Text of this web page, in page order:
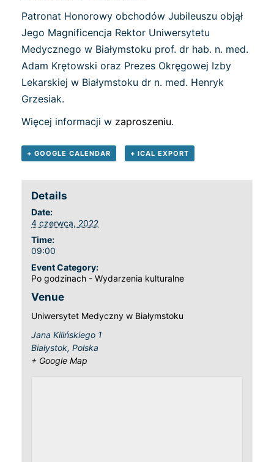
Patronat Honorowy obchodów Jubileuszu objął
Jego Magnificencja Rektor Uniwersytetu
Medycznego w Białymstoku prof. dr hab. n. med.
Adam Krętowski oraz Prezes Okręgowej Izby
Lekarskiej w Białymstoku dr n. med. Henryk
Grzesiak.
Więcej informacji w zaproszeniu.
+ GOOGLE CALENDAR + ICAL EXPORT
Details
Date:
4 czerwca, 2022
Time:
09:00
Event Category:
Po godzinach - Wydarzenia kulturalne
Venue
Uniwersytet Medyczny w Białymstoku
Jana Kilińskiego 1
Białystok, Polska
+ Google Map